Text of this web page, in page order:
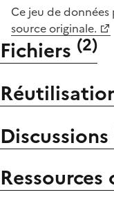
Ce jeu de
source originale.
Fichiers (2)
Discussions